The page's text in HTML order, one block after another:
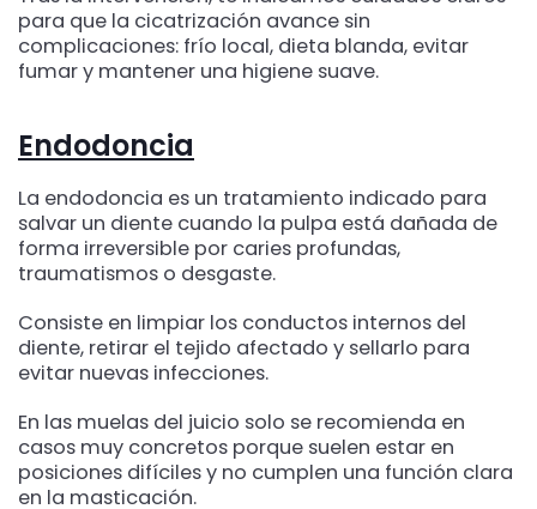
para que la cicatrización avance sin
complicaciones: frío local, dieta blanda, evitar
fumar y mantener una higiene suave.
Endodoncia
La endodoncia es un tratamiento indicado para
salvar un diente cuando la pulpa está dañada de
forma irreversible por caries profundas,
traumatismos o desgaste.
Consiste en limpiar los conductos internos del
diente, retirar el tejido afectado y sellarlo para
evitar nuevas infecciones.
En las muelas del juicio solo se recomienda en
casos muy concretos porque suelen estar en
posiciones difíciles y no cumplen una función clara
en la masticación.